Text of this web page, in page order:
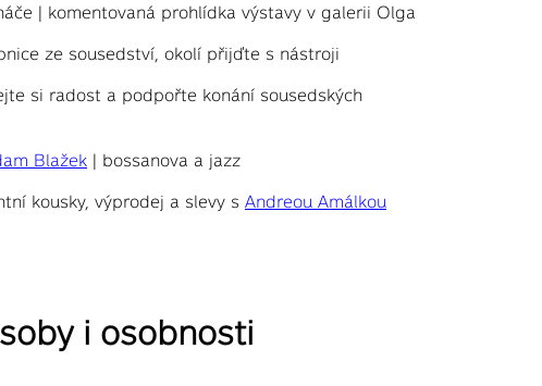
| komentovaná prohlídka výstavy v galerii Olga
ze sousedství, okolí přijďte s nástroji
si radost a podpořte konání sousedských
Blažek | bossanova a jazz
kousky, výprodej a slevy s Andreou Amálkou
i osobnosti